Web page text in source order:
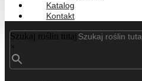
Katalog
Kontakt
Szukaj roślin tutaj
×